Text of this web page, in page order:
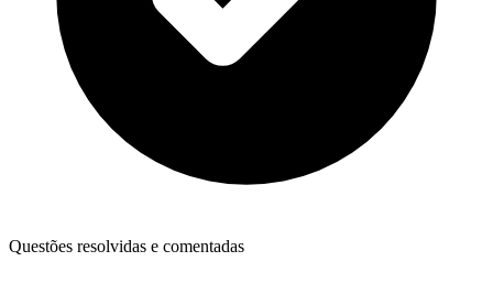
Questões resolvidas e comentadas